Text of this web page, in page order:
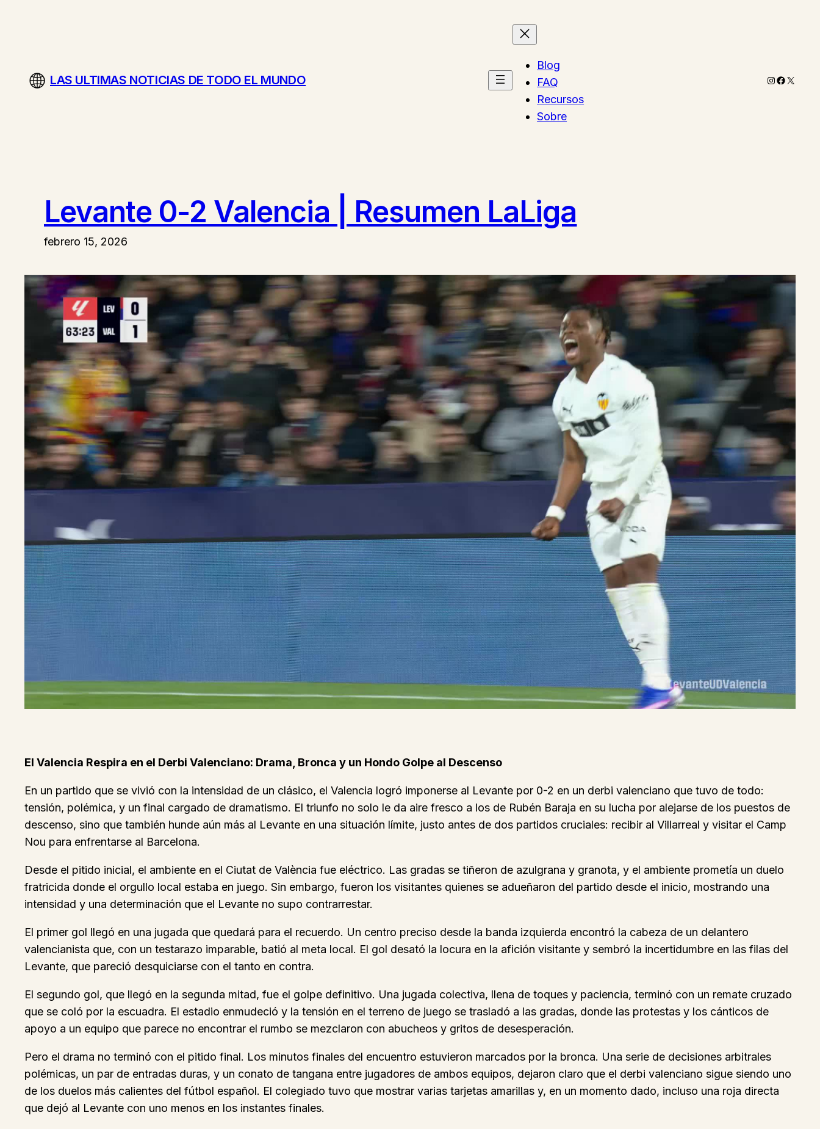
LAS ULTIMAS NOTICIAS DE TODO EL MUNDO
Blog
FAQ
Recursos
Sobre
Instagram
X
Levante 0-2 Valencia | Resumen LaLiga
febrero 15, 2026
El Valencia Respira en el Derbi Valenciano: Drama, Bronca y un Hondo Golpe al Descenso
En un partido que se vivió con la intensidad de un clásico, el Valencia logró imponerse al Levante por 0-2 en un derbi valenciano que tuvo de todo:
tensión, polémica, y un final cargado de dramatismo. El triunfo no solo le da aire fresco a los de Rubén Baraja en su lucha por alejarse de los puestos de
descenso, sino que también hunde aún más al Levante en una situación límite, justo antes de dos partidos cruciales: recibir al Villarreal y visitar el Camp
Nou para enfrentarse al Barcelona.
Desde el pitido inicial, el ambiente en el Ciutat de València fue eléctrico. Las gradas se tiñeron de azulgrana y granota, y el ambiente prometía un duelo
fratricida donde el orgullo local estaba en juego. Sin embargo, fueron los visitantes quienes se adueñaron del partido desde el inicio, mostrando una
intensidad y una determinación que el Levante no supo contrarrestar.
El primer gol llegó en una jugada que quedará para el recuerdo. Un centro preciso desde la banda izquierda encontró la cabeza de un delantero
valencianista que, con un testarazo imparable, batió al meta local. El gol desató la locura en la afición visitante y sembró la incertidumbre en las filas del
Levante, que pareció desquiciarse con el tanto en contra.
El segundo gol, que llegó en la segunda mitad, fue el golpe definitivo. Una jugada colectiva, llena de toques y paciencia, terminó con un remate cruzado
que se coló por la escuadra. El estadio enmudeció y la tensión en el terreno de juego se trasladó a las gradas, donde las protestas y los cánticos de
apoyo a un equipo que parece no encontrar el rumbo se mezclaron con abucheos y gritos de desesperación.
Pero el drama no terminó con el pitido final. Los minutos finales del encuentro estuvieron marcados por la bronca. Una serie de decisiones arbitrales
polémicas, un par de entradas duras, y un conato de tangana entre jugadores de ambos equipos, dejaron claro que el derbi valenciano sigue siendo uno
de los duelos más calientes del fútbol español. El colegiado tuvo que mostrar varias tarjetas amarillas y, en un momento dado, incluso una roja directa
que dejó al Levante con uno menos en los instantes finales.